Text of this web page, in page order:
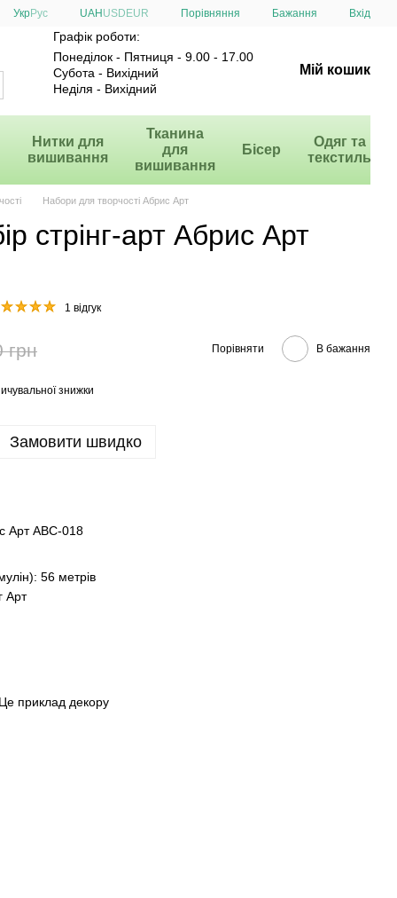
УкрРус UAH USD EUR Порівняння Бажання Вхід
Графік роботи:
Понеділок - Пятниця - 9.00 - 17.00
Субота - Вихідний
Неділя - Вихідний
Мій кошик
Нитки для
вишивання
Тканина
для
вишивання
Бісер
Одяг та
текстиль
Набори для творчості Абрис Арт
стрінг-арт Абрис Арт
1 відгук
грн Порівняти В бажання
знижки
Замовити швидко
Арт ABC-018
56 метрів
Арт
приклад декору